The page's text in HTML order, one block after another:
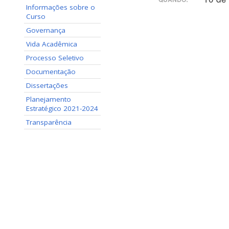
Informações sobre o
Curso
Governança
Vida Acadêmica
Processo Seletivo
Documentação
Dissertações
Planejamento
Estratégico 2021-2024
Transparência